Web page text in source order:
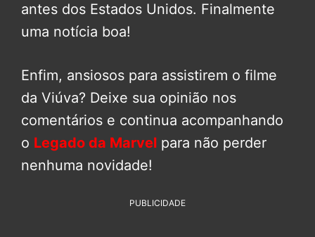
antes dos Estados Unidos. Finalmente
uma notícia boa!
Enfim, ansiosos para assistirem o filme
da Viúva? Deixe sua opinião nos
comentários e continua acompanhando
o Legado da Marvel para não perder
nenhuma novidade!
PUBLICIDADE